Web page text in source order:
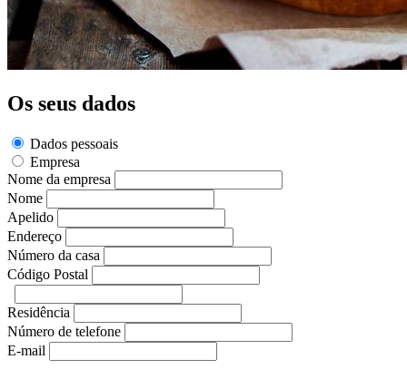
Os seus dados
Dados pessoais
Empresa
Nome da empresa
Nome
Apelido
Endereço
Número da casa
Código Postal
Residência
Número de telefone
E-mail